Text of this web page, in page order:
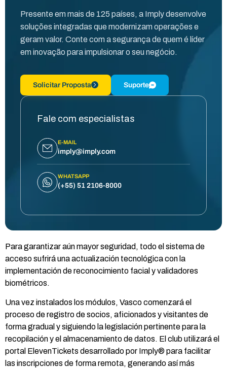
Presente em mais de 125 países, a Imply desenvolve
soluções integradas que modernizam operações e
geram valor. Conte com a segurança de quem é líder
em inovação para impulsionar o seu negócio.
Solicitar Proposta Suporte
Fale com especialistas
E-MAIL
imply@imply.com
WHATSAPP
(+55) 51 2106-8000
Para garantizar aún mayor seguridad, todo el sistema de
acceso sufrirá una actualización tecnológica con la
implementación de reconocimiento facial y validadores
biométricos.
Una vez instalados los módulos, Vasco comenzará el
proceso de registro de socios, aficionados y visitantes de
forma gradual y siguiendo la legislación pertinente para la
recopilación y el almacenamiento de datos. El club utilizará el
portal ElevenTickets desarrollado por Imply® para facilitar
las inscripciones de forma remota, generando así más